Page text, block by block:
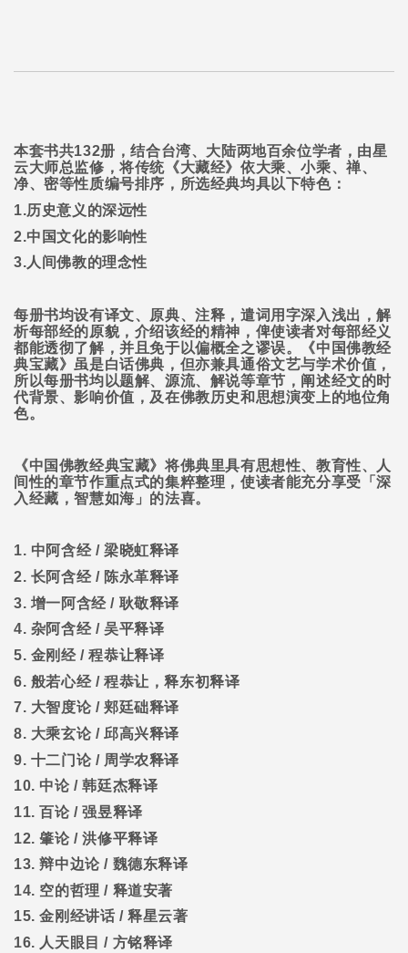
本套书共132册，结合台湾、大陆两地百余位学者，由星
云大师总监修，将传统《大藏经》依大乘、小乘、禅、
净、密等性质编号排序，所选经典均具以下特色：
1.历史意义的深远性
2.中国文化的影响性
3.人间佛教的理念性
每册书均设有译文、原典、注释，遣词用字深入浅出，解
析每部经的原貌，介绍该经的精神，俾使读者对每部经义
都能透彻了解，并且免于以偏概全之谬误。《中国佛教经
典宝藏》虽是白话佛典，但亦兼具通俗文艺与学术价值，
所以每册书均以题解、源流、解说等章节，阐述经文的时
代背景、影响价值，及在佛教历史和思想演变上的地位角
色。
《中国佛教经典宝藏》将佛典里具有思想性、教育性、人
间性的章节作重点式的集粹整理，使读者能充分享受「深
入经藏，智慧如海」的法喜。
1. 中阿含经/梁晓虹释译
2. 长阿含经/ 陈永革释译
3. 增一阿含经/ 耿敬释译
4. 杂阿含经/吴平释译
5. 金刚经/程恭让释译
6. 般若心经/程恭让，释东初释译
7. 大智度论/郏廷础释译
8. 大乘玄论/邱高兴释译
9. 十二门论/ 周学农释译
10. 中论/韩廷杰释译
11.百论/强昱释译
12.肇论/洪修平释译
13.辩中边论/ 魏德东释译
14. 空的哲理 / 释道安著
15.金刚经讲话 /释星云著
16. 人天眼目 / 方铭释译